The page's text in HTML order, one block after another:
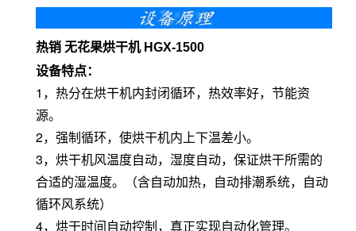
热销 无花果烘干机 HGX-1500
设备特点：
1，热分在烘干机内封闭循环，热效率好，节能资
源。
2，强制循环，使烘干机内上下温差小。
3，烘干机风温度自动，湿度自动，保证烘干所需的
合适的湿温度。（含自动加热，自动排潮系统，自动
循环风系统）
4，烘干时间自动控制，真正实现自动化管理。